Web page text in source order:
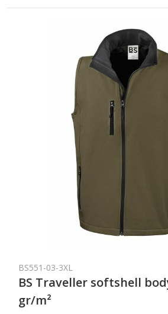
BS551-03-3XL
BS Traveller softshell
gr/m²